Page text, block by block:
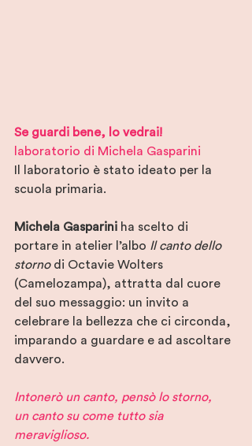
Se guardi bene, lo vedrai!
laboratorio di Michela Gasparini
Il laboratorio è stato ideato per la
scuola primaria.
Michela Gasparini ha scelto di
portare in atelier l’albo Il canto dello
storno di Octavie Wolters
(Camelozampa), attratta dal cuore
del suo messaggio: un invito a
celebrare la bellezza che ci circonda,
imparando a guardare e ad ascoltare
davvero.
Intonerò un canto, pensò lo storno,
un canto su come tutto sia
meraviglioso.